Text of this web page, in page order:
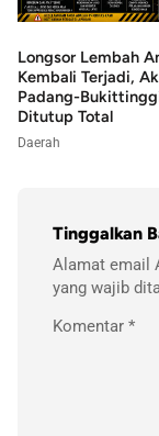
Longsor Lembah
Kembali Terjadi,
Padang-
Ditutup Total
Daerah
Tinggalkan
Alamat email
yang wajib
Komentar *